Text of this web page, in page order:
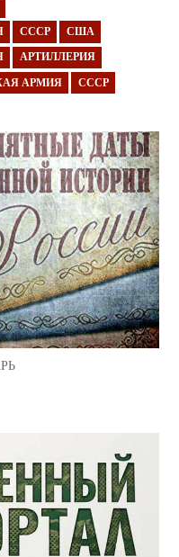
СССР США
АРТИЛЛЕРИЯ
АРМИЯ СССР